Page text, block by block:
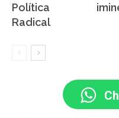
Política
Radical